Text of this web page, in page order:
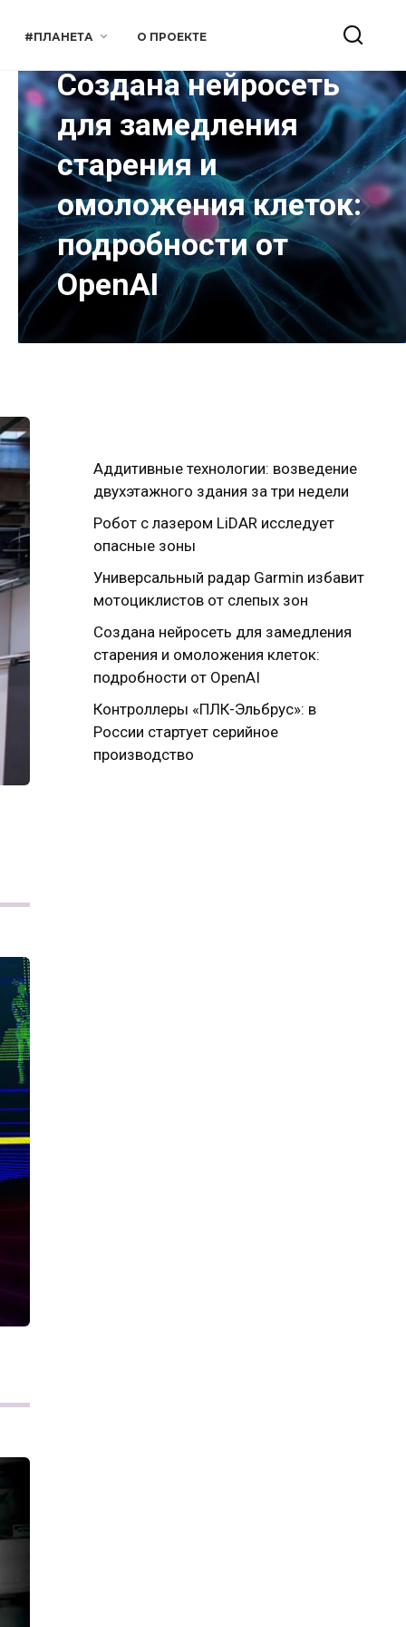
#ПЛАНЕТА О ПРОЕКТЕ
Создана нейросеть
для замедления
старения и
омоложения клеток:
подробности от
OpenAI
Аддитивные технологии: возведение
двухэтажного здания за три недели
Робот с лазером LiDAR исследует
опасные зоны
Универсальный радар Garmin избавит
мотоциклистов от слепых зон
Создана нейросеть для замедления
старения и омоложения клеток:
подробности от OpenAI
Контроллеры «ПЛК-Эльбрус»: в
России стартует серийное
производство